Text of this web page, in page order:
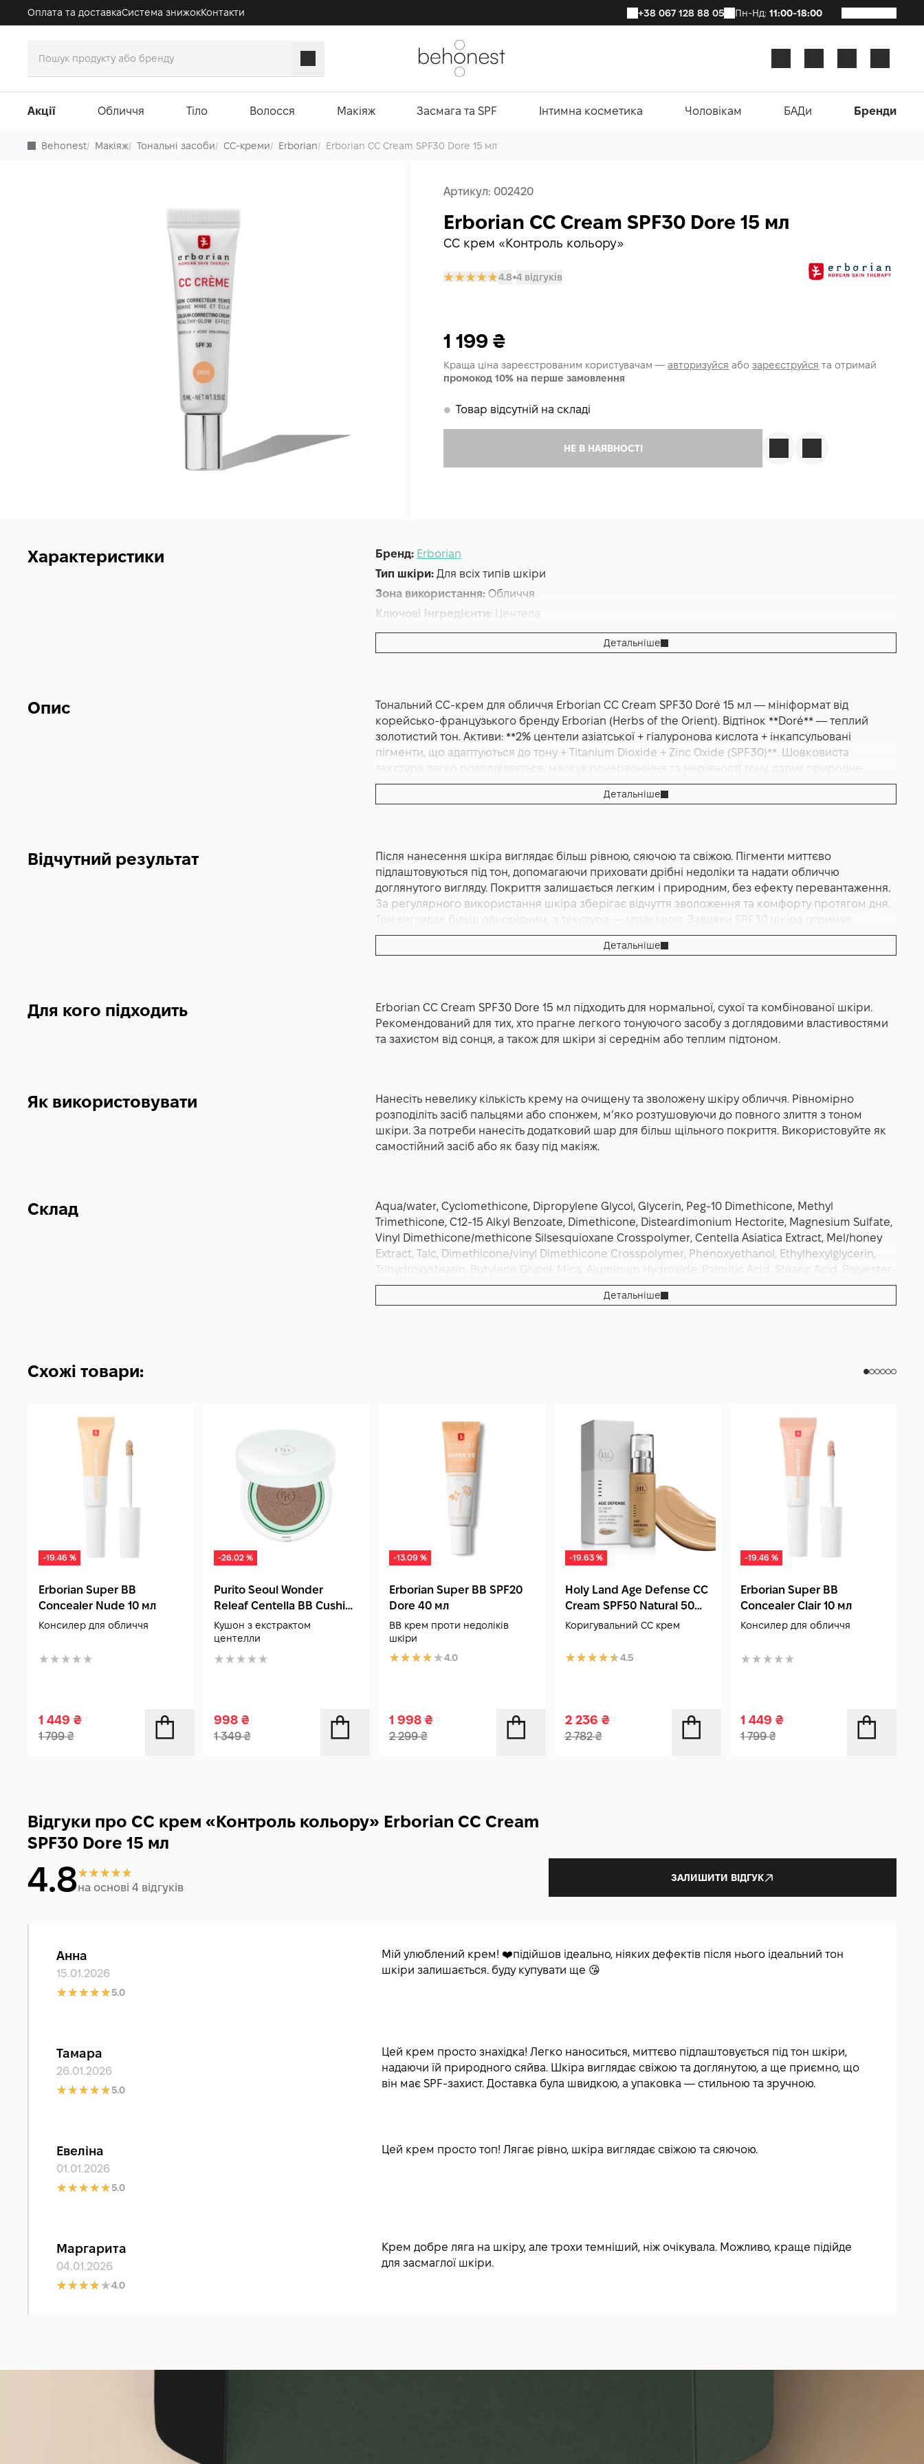
Оплата та доставкаСистема знижокКонтакти +38 067 128 88 05 Пн-Нд: 11:00-18:00
Акції Обличчя Тіло Волосся Макіяж Засмага та SPF Інтимна косметика Чоловікам БАДи Бренди
Behonest/ Макіяж/ Тональні засоби/ CC-креми/ Erborian/ Erborian CC Cream SPF30 Dore 15 мл
Артикул:002420
CC крем «Контроль кольору»
Erborian CC Cream SPF30 Dore 15 мл
4.8 𒊹4 відгуків
1 199₴
Краща ціна зареєстрованим користувачам —авторизуйся абозареєструйся та отримай
промокод 10% на перше замовлення
𒊹 Товар відсутній на складі
НЕ В НАЯВНОСТІ
Характеристики Бренд: Erborian
Тип шкіри: Для всіх типів шкіри
Зона використання: Обличчя
Ключові інгредієнти:
Центела
Основна дія:Антивіковий
Додаткові властивості:З тоном
Детальніше
Опис
Тональний CC-крем для обличчя Erborian CC Cream SPF30 Doré 15 мл — мініформат від
корейсько-французького бренду Erborian (Herbs of the Orient). Відтінок **Doré** — теплий
золотистий тон. Активи: **2% центели азіатської + гіалуронова кислота + інкапсульовані
пігменти, що адаптуються до тону + Titanium Dioxide + Zinc Oxide (SPF30)**. Шовковиста
текстура легко розподіляється, маскує почервоніння та нерівності тону, дарує природне
сяйво. Зручний для подорожей. Корейсько-французький бренд Erborian.
випромінювання завдяки SPF30. Відтінок Dore ідеально підходить для шкіри зі середнім або
теплим підтоном, делікатно підлаштовуючись під природний колір обличчя.
Особливістю цього СС-крему є інкапсульовані пігменти, які при нанесенні адаптуються до
відтінку шкіри, створюючи ефект природного, свіжого покриття без маски. Текстура легка,
допомагає замаскувати почервоніння, тьмяність і нерівності тону, не перевантажуючи шкіру.
Формула Erborian CC Cream SPF30 Dore збагачена компонентами догляду, що сприяють
базовий захист від негативного впливу ультрафіолетових променів, що особливо важливо для
щоденного використання в міських умовах.
Компактний формат 15 мл зручний для подорожей або для знайомства з продуктом. Erborian
Детальніше
Відчутний результат
Після нанесення шкіра виглядає більш рівною, сяючою та свіжою. Пігменти миттєво
підлаштовуються під тон, допомагаючи приховати дрібні недоліки та надати обличчю
доглянутого вигляду. Покриття залишається легким і природним, без ефекту перевантаження.
За регулярного використання шкіра зберігає відчуття зволоження та комфорту протягом дня.
Тон виглядає більш однорідним, а текстура — гладкішою. Завдяки SPF30 шкіра отримує
додатковий щоденний захист від сонячного впливу, що допомагає зберігати її здоровий
Детальніше
Для кого підходить
Erborian CC Cream SPF30 Dore 15 мл підходить для нормальної, сухої та комбінованої шкіри.
Рекомендований для тих, хто прагне легкого тонуючого засобу з доглядовими властивостями
та захистом від сонця, а також для шкіри зі середнім або теплим підтоном.
Як використовувати
Нанесіть невелику кількість крему на очищену та зволожену шкіру обличчя. Рівномірно
розподіліть засіб пальцями або спонжем, м’яко розтушовуючи до повного злиття з тоном
шкіри. За потреби нанесіть додатковий шар для більш щільного покриття. Використовуйте як
самостійний засіб або як базу під макіяж.
Склад
Aqua/water, Cyclomethicone, Dipropylene Glycol, Glycerin, Peg-10 Dimethicone, Methyl
Trimethicone, C12-15 Alkyl Benzoate, Dimethicone, Disteardimonium Hectorite, Magnesium Sulfate,
Vinyl Dimethicone/methicone Silsesquioxane Crosspolymer, Centella Asiatica Extract, Mel/honey
Extract, Talc, Dimethicone/vinyl Dimethicone Crosspolymer, Phenoxyethanol, Ethylhexylglycerin,
Trihydroxystearin, Butylene Glycol, Mica, Aluminum Hydroxide, Palmitic Acid, Stearic Acid, Polyester-
1, Silica Dimethyl Silylate, Tocopheryl Acetate, Methicone, Tocopherol, Parfum/fragrance, Hexyl
Cinnamal, Alpha-isomethyl Ionone, Linalool, Citronellol, Geraniol, Eugenol, Limonene, Ci 77492/iron
Детальніше
Схожі товари:
-19.46 %
Erborian Super BB
Concealer Nude 10 мл
Консилер для обличчя
1 449 ₴
1 799₴
-26.02 %
Purito Seoul Wonder
Releaf Centella BB Cushion
21 Light Beige 15 гр + 15 гр
Кушон з екстрактом
центелли
998₴
1 349₴
-13.09 %
Erborian Super BB SPF20
Dore 40 мл
ВВ крем проти недоліків
шкіри
4.0
1 998₴
2 299₴
-19.63 %
Holy Land Age Defense CC
Cream SPF50 Natural 50
мл
Коригувальний CC крем
4.5
2 236 ₴
2 782₴
-19.46 %
Erborian Super BB
Concealer Clair 10 мл
Консилер для обличчя
1 449 ₴
1 799₴
Відгуки про CC крем «Контроль кольору» Erborian CC Cream
SPF30 Dore 15 мл
4.8на основі 4 відгуків
ЗАЛИШИТИ ВІДГУК
Анна
15.01.2026
5.0
Мій улюблений крем! ❤️підійшов ідеально, ніяких дефектів після нього ідеальний тон
шкіри залишається. буду купувати ще 😘
Тамара
26.01.2026
5.0
Цей крем просто знахідка! Легко наноситься, миттєво підлаштовується під тон шкіри,
надаючи їй природного сяйва. Шкіра виглядає свіжою та доглянутою, а ще приємно, що
він має SPF-захист. Доставка була швидкою, а упаковка — стильною та зручною.
Евеліна
01.01.2026
5.0
Цей крем просто топ! Лягає рівно, шкіра виглядає свіжою та сяючою.
Маргарита
04.01.2026
4.0
Крем добре ляга на шкіру, але трохи темніший, ніж очікувала. Можливо, краще підійде
для засмаглої шкіри.